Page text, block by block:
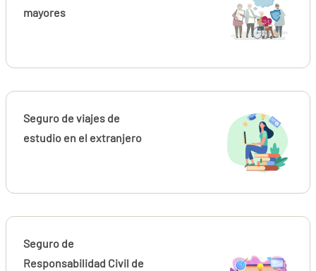
mayores
Seguro de viajes de
estudio en el extranjero
Seguro de
Responsabilidad Civil de